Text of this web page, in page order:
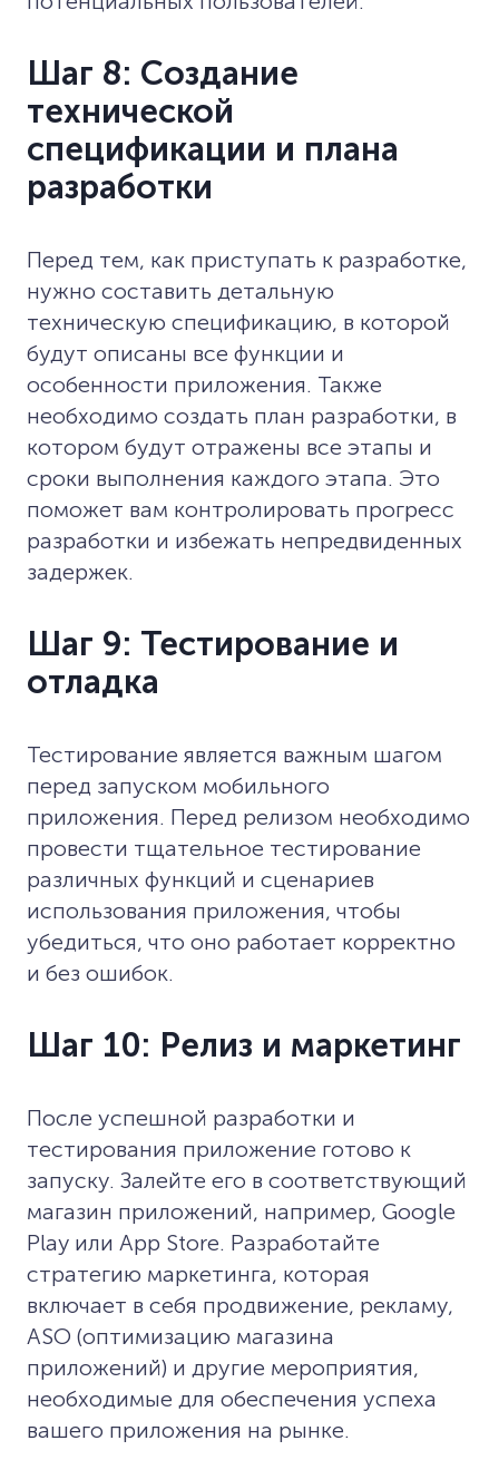
Шаг 8: Создание
технической
спецификации и плана
разработки
Перед тем, как приступать к разработке,
нужно составить детальную
техническую спецификацию, в которой
будут описаны все функции и
особенности приложения. Также
необходимо создать план разработки, в
котором будут отражены все этапы и
сроки выполнения каждого этапа. Это
поможет вам контролировать прогресс
разработки и избежать непредвиденных
задержек.
Шаг 9: Тестирование и
отладка
Тестирование является важным шагом
перед запуском мобильного
приложения. Перед релизом необходимо
провести тщательное тестирование
различных функций и сценариев
использования приложения, чтобы
убедиться, что оно работает корректно
и без ошибок.
Шаг 10: Релиз и маркетинг
После успешной разработки и
тестирования приложение готово к
запуску. Залейте его в соответствующий
магазин приложений, например, Google
Play или App Store. Разработайте
стратегию маркетинга, которая
включает в себя продвижение, рекламу,
ASO (оптимизацию магазина
приложений) и другие мероприятия,
необходимые для обеспечения успеха
вашего приложения на рынке.